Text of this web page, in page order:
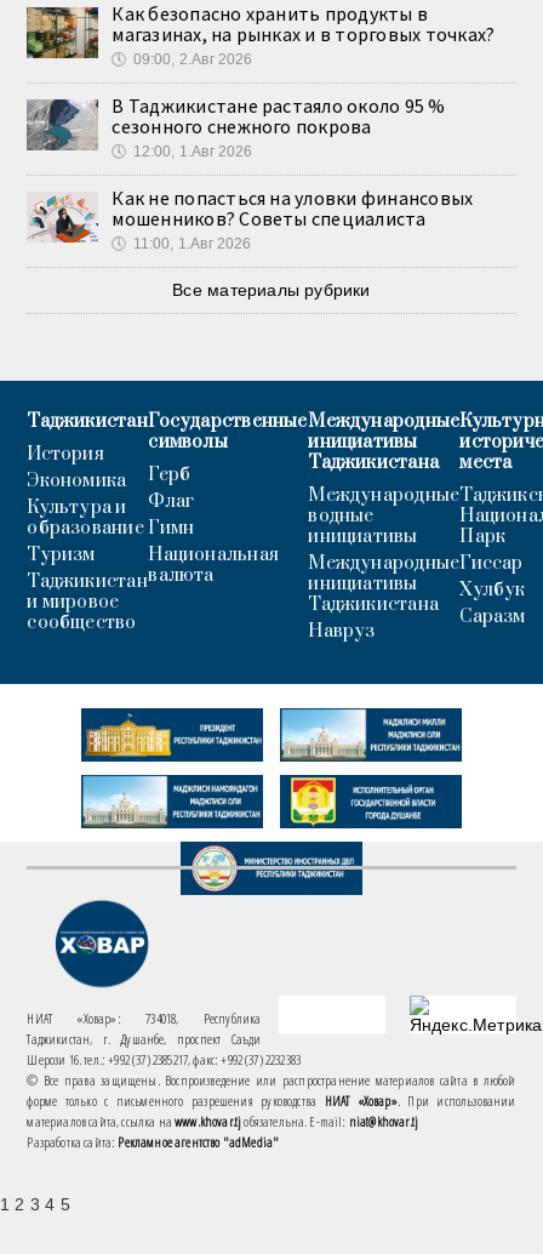
Как безопасно хранить продукты в
магазинах, на рынках и в торговых точках?
🕔 09:00, 2.Авг 2026
В Таджикистане растаяло около 95 %
сезонного снежного покрова
🕔 12:00, 1.Авг 2026
Как не попасться на уловки финансовых
мошенников? Советы специалиста
🕔 11:00, 1.Авг 2026
Все материалы рубрики
Таджикистан
История
Экономика
Культура и
образование
Туризм
Таджикистан
и мировое
сообщество
Государственные
символы
Герб
Флаг
Гимн
Национальная
валюта
Международные
инициативы
Таджикистана
Международные
водные
инициативы
Международные
инициативы
Таджикистана
Навруз
места
Парк
Гиссар
Хулбук
Саразм
НИАТ «Ховар»: 734018, Республика
Таджикистан, г. Душанбе, проспект Саъди
Шерози 16. тел.: +992 (37) 2385217, факс: +992 (37) 2232383
© Все права защищены. Воспроизведение или распространение материалов сайта в любой
форме только с письменного разрешения руководства НИАТ «Ховар». При использовании
материалов сайта, ссылка наwww.khovar.tjобязательна. E-mail: niat@khovar.tj
Разработка сайта: Рекламное агентство "adMedia"
1 2 3 4 5